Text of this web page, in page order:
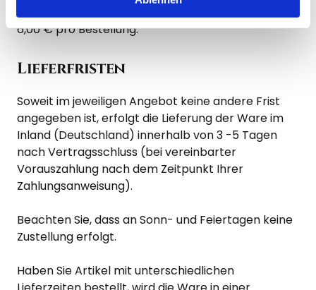
Wir berechnen die Versandkosten pauschal mit
6,00 € pro Bestellung.
Lieferfristen
Soweit im jeweiligen Angebot keine andere Frist
angegeben ist, erfolgt die Lieferung der Ware im
Inland (Deutschland) innerhalb von 3 -5 Tagen
nach Vertragsschluss (bei vereinbarter
Vorauszahlung nach dem Zeitpunkt Ihrer
Zahlungsanweisung).
Beachten Sie, dass an Sonn- und Feiertagen keine
Zustellung erfolgt.
Haben Sie Artikel mit unterschiedlichen